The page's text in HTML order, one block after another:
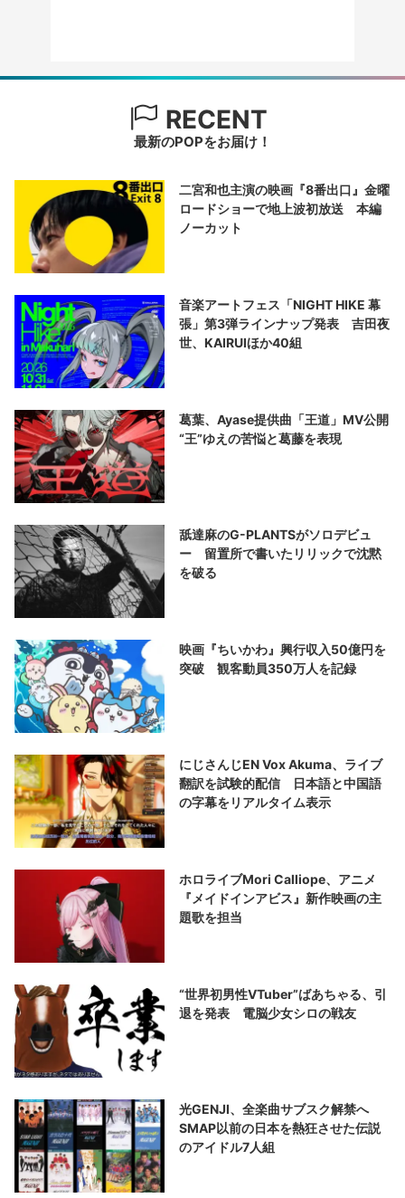
RECENT
最新のPOPをお届け！
二宮和也主演の映画『8番出口』金曜
ロードショーで地上波初放送 本編
ノーカット
音楽アートフェス「NIGHT HIKE 幕
張」第3弾ラインナップ発表 吉田夜
世、KAIRUIほか40組
葛葉、Ayase提供曲「王道」MV公開
“王”ゆえの苦悩と葛藤を表現
舐達麻のG-PLANTSがソロデビュ
ー 留置所で書いたリリックで沈黙
を破る
映画『ちいかわ』興行収入50億円を
突破 観客動員350万人を記録
にじさんじEN Vox Akuma、ライブ
翻訳を試験的配信 日本語と中国語
の字幕をリアルタイム表示
ホロライブMori Calliope、アニメ
『メイドインアビス』新作映画の主
題歌を担当
“世界初男性VTuber”ばあちゃる、引
退を発表 電脳少女シロの戦友
光GENJI、全楽曲サブスク解禁へ
SMAP以前の日本を熱狂させた伝説
のアイドル7人組